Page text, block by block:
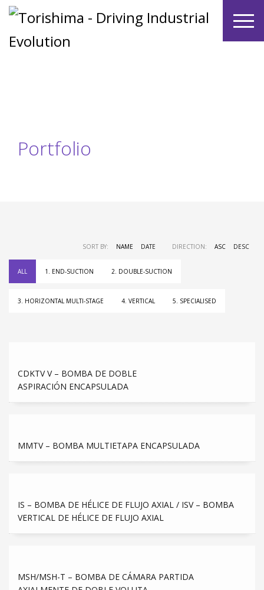
Portfolio
SORT BY: NAME DATE DIRECTION: ASC DESC
ALL 1. END-SUCTION 2. DOUBLE-SUCTION
3. HORIZONTAL MULTI-STAGE 4. VERTICAL 5. SPECIALISED
CDKTV V – BOMBA DE DOBLE
ASPIRACIÓN ENCAPSULADA
MMTV – BOMBA MULTIETAPA ENCAPSULADA
IS – BOMBA DE HÉLICE DE FLUJO AXIAL / ISV – BOMBA
VERTICAL DE HÉLICE DE FLUJO AXIAL
MSH/MSH-T – BOMBA DE CÁMARA PARTIDA